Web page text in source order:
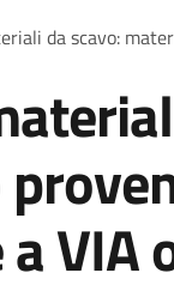
pane
da scavo:
VIA